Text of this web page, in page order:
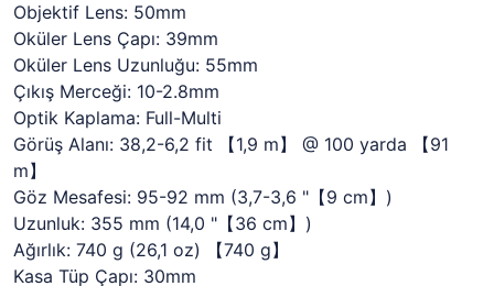
Objektif Lens: 50mm
Oküler Lens Çapı: 39mm
Oküler Lens Uzunluğu: 55mm
Çıkış Merceği: 10-2.8mm
Optik Kaplama: Full-Multi
Görüş Alanı: 38,2-6,2 fit 【1,9 m】 @ 100 yarda 【91
m】
Göz Mesafesi: 95-92 mm (3,7-3,6 "【9 cm】)
Uzunluk: 355 mm (14,0 "【36 cm】)
Ağırlık: 740 g (26,1 oz) 【740 g】
Kasa Tüp Çapı: 30mm